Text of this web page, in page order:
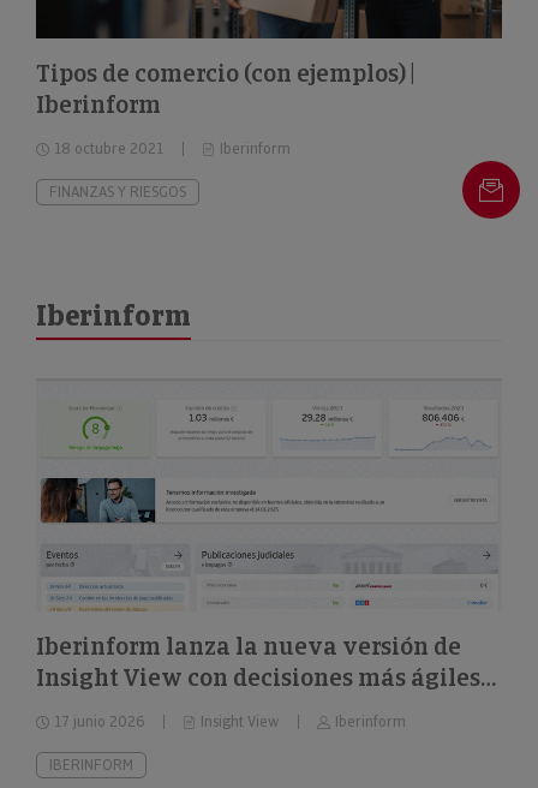
Tipos de comercio (con ejemplos) |
Iberinform
18 octubre 2021 Iberinform
FINANZAS Y RIESGOS
Iberinform
Iberinform lanza la nueva versión de
Insight View con decisiones más ágiles
sobre 322 millones de empresas y
nuevas capacidades en su
funcionalidad de IA
17 junio 2026 Insight View Iberinform
IBERINFORM